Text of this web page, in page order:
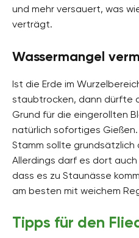
und mehr versauert, was
verträgt.
Wassermangel
Ist die Erde im
staubtrocken, dann dürfte
Grund für die eingerollten
natürlich sofortiges
Stamm sollte
Allerdings darf es dort
dass es zu Staunässe
am besten mit weichem
Tipps für den